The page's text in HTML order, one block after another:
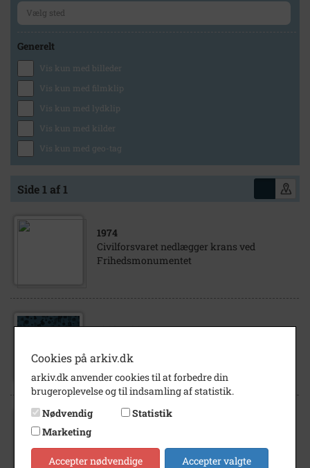
Generelt
Vis kun med billeder
Vis kun med filmklip
Vis kun med lydklip
Vis kun med kilder
Vis kun med geo-tag
Side 1 af 1
1974
Civilforsvaret nedlægger krans ved
Frihedsmonumentet
1960- 1961
kommune
Civilforsvaret
Cookies på arkiv.dk
arkiv.dk anvender cookies til at forbedre din
brugeroplevelse og til indsamling af statistik.
Nødvendig
Statistik
Marketing
Accepter nødvendige Accepter valgte